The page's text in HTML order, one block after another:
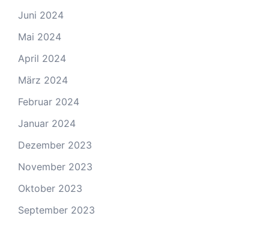
Juni 2024
Mai 2024
April 2024
März 2024
Februar 2024
Januar 2024
Dezember 2023
November 2023
Oktober 2023
September 2023